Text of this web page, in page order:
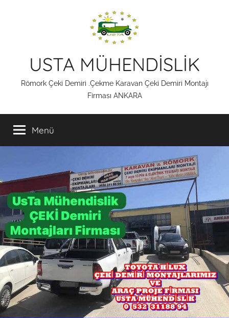
USTA MÜHENDİSLİK
Römork Çeki Demiri .Çekme Karavan Çeki Demiri Montajı
Firması ANKARA
Menü